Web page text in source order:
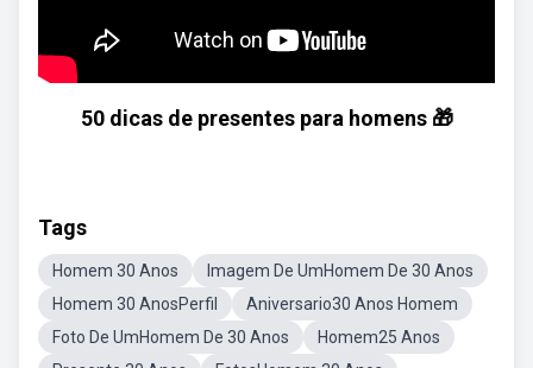
50 dicas de presentes para homens 🎁
Tags
Homem 30 Anos
Imagem De UmHomem De 30 Anos
Homem 30 AnosPerfil
Aniversario30 Anos Homem
Foto De UmHomem De 30 Anos
Homem25 Anos